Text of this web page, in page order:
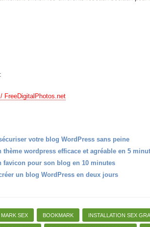
FreeDigitalPhotos.net
votre blog WordPress sans peine
thème wordpress efficace et agréable en 5
favicon pour son blog en 10 minutes
un blog WordPress en deux jours
SEX BOOKMARK INSTALLATION SEX